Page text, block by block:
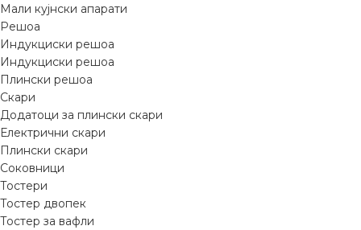
Мали кујнски апарати
Решоа
Индукциски решоа
Индукциски решоа
Плински решоа
Скари
Додатоци за плински скари
Електрични скари
Плински скари
Соковници
Тостери
Тостер двопек
Тостер за вафли